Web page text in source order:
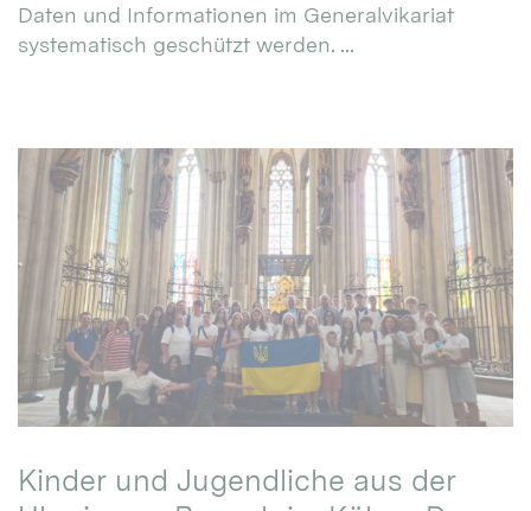
Daten und Informationen im Generalvikariat
systematisch geschützt werden. ...
Kinder und Jugendliche aus der